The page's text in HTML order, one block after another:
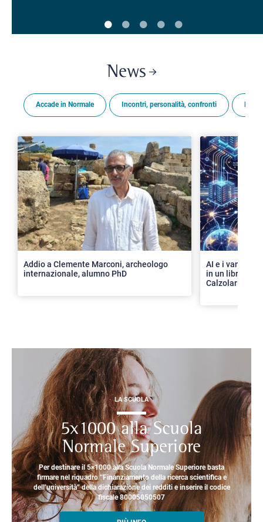
News
Accade in Normale Incontri, personalità, confronti
Addio a Clemente Marconi, archeologo
internazionale, alumno PhD
AI e i vantaggi
in un libro con
Calzolari
>
LA SCUOLA
5x1000 alla Scuola
Normale Superiore
Per destinare il 5×1000 alla Scuola Normale Superiore basta
firmare nel riquadro “Finanziamento della ricerca scientifica e
dell’università” della dichiarazione dei redditi e inserire il codice
fiscale 80005050507